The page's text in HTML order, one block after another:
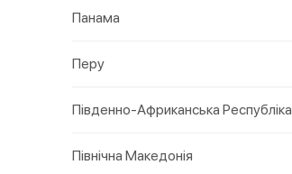
Панама
Перу
Південно-Африканська Республіка
Північна Македонія